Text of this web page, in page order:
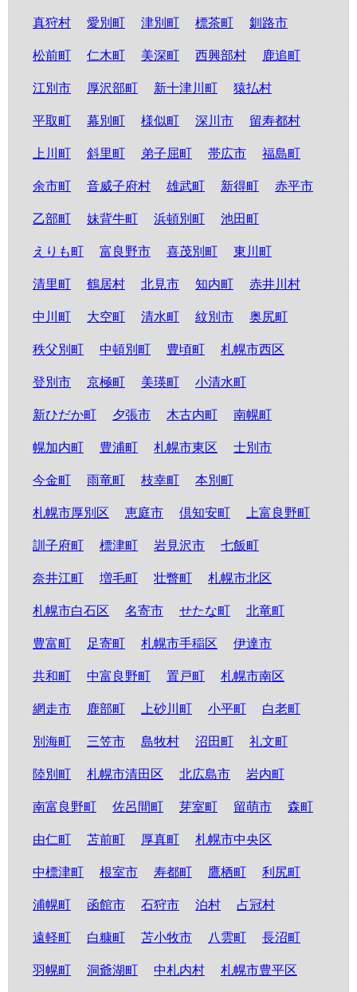
真狩村 愛別町 津別町 標茶町 釧路市
松前町 仁木町 美深町 西興部村 鹿追町
江別市 厚沢部町 新十津川町 猿払村
平取町 幕別町 様似町 深川市 留寿都村
上川町 斜里町 弟子屈町 帯広市 福島町
余市町 音威子府村 雄武町 新得町 赤平市
乙部町 妹背牛町 浜頓別町 池田町
えりも町 富良野市 喜茂別町 東川町
清里町 鶴居村 北見市 知内町 赤井川村
中川町 大空町 清水町 紋別市 奥尻町
秩父別町 中頓別町 豊頃町 札幌市西区
登別市 京極町 美瑛町 小清水町
新ひだか町 夕張市 木古内町 南幌町
幌加内町 豊浦町 札幌市東区 士別市
今金町 雨竜町 枝幸町 本別町
札幌市厚別区 恵庭市 倶知安町 上富良野町
訓子府町 標津町 岩見沢市 七飯町
奈井江町 増毛町 壮瞥町 札幌市北区
札幌市白石区 名寄市 せたな町 北竜町
豊富町 足寄町 札幌市手稲区 伊達市
共和町 中富良野町 置戸町 札幌市南区
網走市 鹿部町 上砂川町 小平町 白老町
別海町 三笠市 島牧村 沼田町 礼文町
陸別町 札幌市清田区 北広島市 岩内町
南富良野町 佐呂間町 芽室町 留萌市 森町
由仁町 苫前町 厚真町 札幌市中央区
中標津町 根室市 寿都町 鷹栖町 利尻町
浦幌町 函館市 石狩市 泊村 占冠村
遠軽町 白糠町 苫小牧市 八雲町 長沼町
羽幌町 洞爺湖町 中札内村 札幌市豊平区